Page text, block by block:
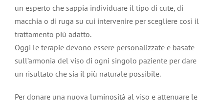
un esperto che sappia individuare il tipo di cute, di
macchia o di ruga su cui intervenire per scegliere così il
trattamento più adatto.
Oggi le terapie devono essere personalizzate e basate
sull’armonia del viso di ogni singolo paziente per dare
un risultato che sia il più naturale possibile.
Per donare una nuova luminosità al viso e attenuare le